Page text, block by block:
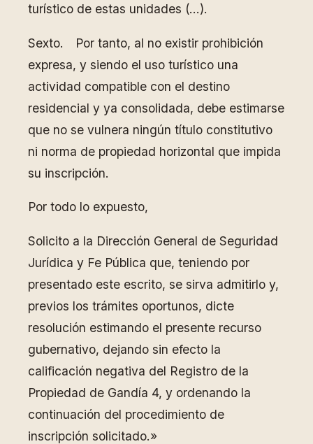
turístico de estas unidades (…).
Sexto. Por tanto, al no existir prohibición
expresa, y siendo el uso turístico una
actividad compatible con el destino
residencial y ya consolidada, debe estimarse
que no se vulnera ningún título constitutivo
ni norma de propiedad horizontal que impida
su inscripción.
Por todo lo expuesto,
Solicito a la Dirección General de Seguridad
Jurídica y Fe Pública que, teniendo por
presentado este escrito, se sirva admitirlo y,
previos los trámites oportunos, dicte
resolución estimando el presente recurso
gubernativo, dejando sin efecto la
calificación negativa del Registro de la
Propiedad de Gandía 4, y ordenando la
continuación del procedimiento de
inscripción solicitado.»